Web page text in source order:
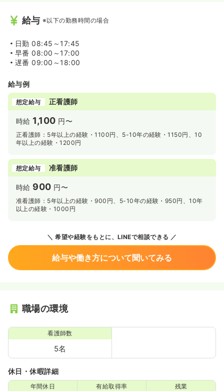
給与 ※以下の勤務時間の場合
日勤 08:45～17:45
早番 08:00～17:00
遅番 09:00～18:00
給与例
想定給与 正看護師
時給 1,100 円〜
正看護師：5年以上の経験・1100円、5-10年の経験・1150円、10
年以上の経験・1200円
想定給与 准看護師
時給 900 円〜
准看護師：5年以上の経験・900円、5-10年の経験・950円、10年
以上の経験・1000円
希望や経験をもとに、LINEで相談できる
給与や働き方について聞いてみる
職場の環境
看護師数
5名
休日・休暇詳細
年間休日 有給取得率 残業